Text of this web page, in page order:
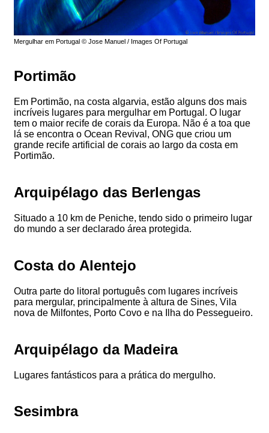
Mergulhar em Portugal © Jose Manuel / Images Of Portugal
Portimão
Em Portimão, na costa algarvia, estão alguns dos mais
incríveis lugares para mergulhar em Portugal. O lugar
tem o maior recife de corais da Europa. Não é a toa que
lá se encontra o Ocean Revival, ONG que criou um
grande recife artificial de corais ao largo da costa em
Portimão.
Arquipélago das Berlengas
Situado a 10 km de Peniche, tendo sido o primeiro lugar
do mundo a ser declarado área protegida.
Costa do Alentejo
Outra parte do litoral português com lugares incríveis
para mergular, principalmente à altura de Sines, Vila
nova de Milfontes, Porto Covo e na Ilha do Pessegueiro.
Arquipélago da Madeira
Lugares fantásticos para a prática do mergulho.
Sesimbra